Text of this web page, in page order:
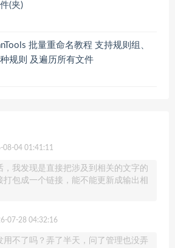
(夹)
批量重命名教程 支持规则组、
规则 及遍历所有文件
04 01:41:11
，我发现是直接把涉及到相关的文字的
打包成一个链接，能不能更新成输出相
07-28 04:32:16
用不了吗？弄了半天，问了管理也没弄